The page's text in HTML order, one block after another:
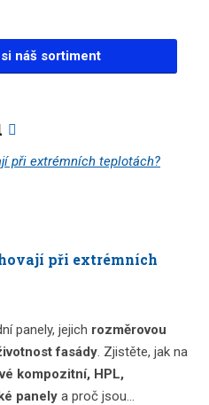
náš sortiment
při extrémních
panely, jejich rozměrovou
fasády. Zjistěte, jak na
kompozitní, HPL,
panely a proč jsou...